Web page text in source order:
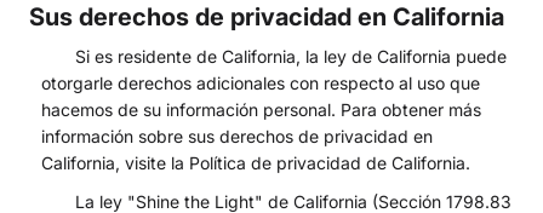
Sus derechos de privacidad en California
Si es residente de California, la ley de California puede
otorgarle derechos adicionales con respecto al uso que
hacemos de su información personal. Para obtener más
información sobre sus derechos de privacidad en
California, visite la Política de privacidad de California.
La ley "Shine the Light" de California (Sección 1798.83